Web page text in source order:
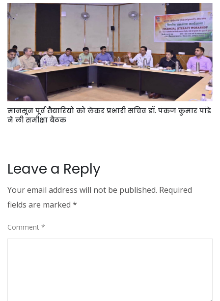
मानसून पूर्व तैयारियों को लेकर प्रभारी सचिव डॉ. पंकज कुमार पांडे
ने ली समीक्षा बैठक
Leave a Reply
Your email address will not be published. Required
fields are marked *
Comment *